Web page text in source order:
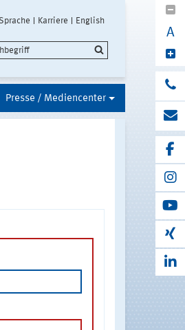
Karriere English
A
Presse / Mediencenter